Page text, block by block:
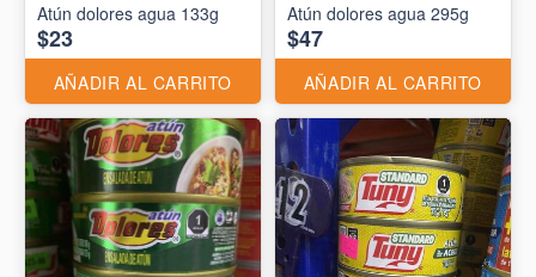
Atún dolores agua 133g
$23
AÑADIR AL CARRITO
Atún dolores agua 295g
$47
AÑADIR AL CARRITO